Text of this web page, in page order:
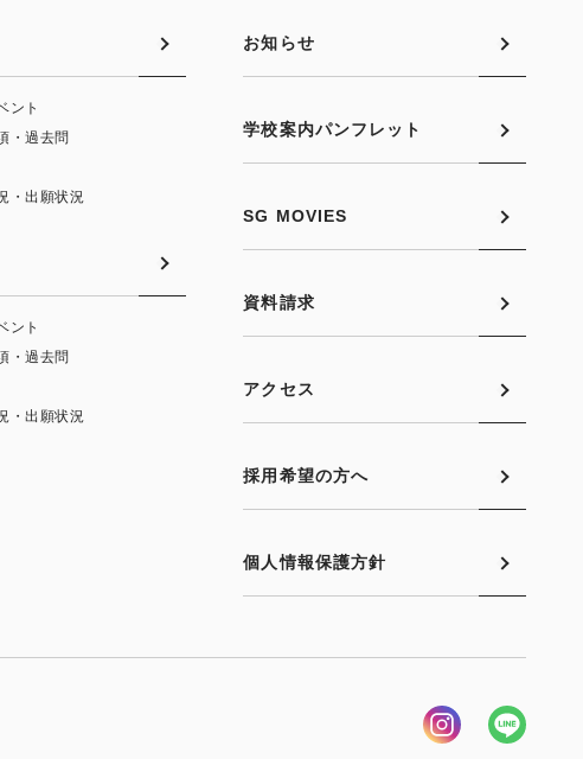
ント
・過去問
・出願状況
ント
・過去問
・出願状況
お知らせ
学校案内パンフレット
SG MOVIES
資料請求
アクセス
採用希望の方へ
個人情報保護方針